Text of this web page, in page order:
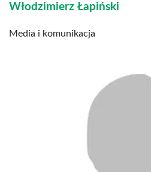
Włodzimierz Łapiński
Media i komunikacja